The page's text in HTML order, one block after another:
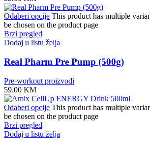
Odaberi opcije This product has multiple
be chosen on the product page
Brzi pregled
Dodaj u listu želja
Real Pharm Pre Pump (500g)
Pre-workout proizvodi
59.00 KM
Odaberi opcije This product has multiple
be chosen on the product page
Brzi pregled
Dodaj u listu želja